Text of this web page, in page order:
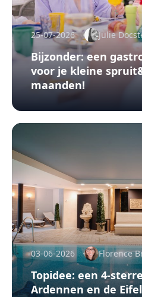
25-07-2026 Julie
Bijzonder: een
voor je kleine
maanden!
03-06-2026 Florence
Topidee: een 4-
Ardennen en de Eifel